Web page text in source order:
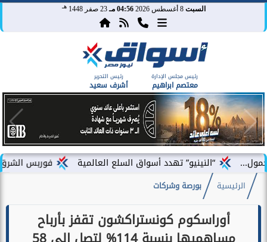
السبت 8 أغسطس 2026 04:56 مـ 23 صفر 1448 هـ
رئيس مجلس الإدارة
معتصم ابراهيم
رئيس التحرير
أشرف سعيد
فوربس الشرق الأوسط “النينيو” تهدد أسواق السلع العالمية
الرئيسية بورصة وشركات
أوراسكوم كونستراكشون تقفز بأرباح